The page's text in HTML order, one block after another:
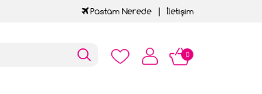
Pastam Nerede İletişim
0